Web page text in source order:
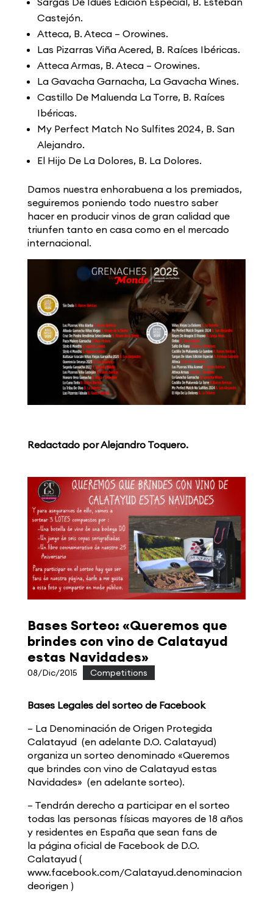
Castejón.
Atteca, B. Ateca – Orowines.
Las Pizarras Viña Acered, B. Raíces Ibéricas.
Atteca Armas, B. Ateca – Orowines.
La Gavacha Garnacha, La Gavacha Wines.
Castillo De Maluenda La Torre, B. Raíces
Ibéricas.
My Perfect Match No Sulfites 2024, B. San
Alejandro.
El Hijo De La Dolores, B. La Dolores.
Damos nuestra enhorabuena a los premiados,
seguiremos poniendo todo nuestro saber
hacer en producir vinos de gran calidad que
triunfen tanto en casa como en el mercado
internacional.
Redactado por Alejandro Toquero.
Bases Sorteo: «Queremos que
brindes con vino de Calatayud
estas Navidades»
08/Dic/2015 Competitions
Bases Legales del sorteo de Facebook
– La Denominación de Origen Protegida
Calatayud (en adelante D.O. Calatayud)
organiza un sorteo denominado «Queremos
que brindes con vino de Calatayud estas
Navidades» (en adelante sorteo).
– Tendrán derecho a participar en el sorteo
todas las personas físicas mayores de 18 años
y residentes en España que sean fans de
la página oficial de Facebook de D.O.
Calatayud (
www.facebook.com/Calatayud.denominacion
deorigen )